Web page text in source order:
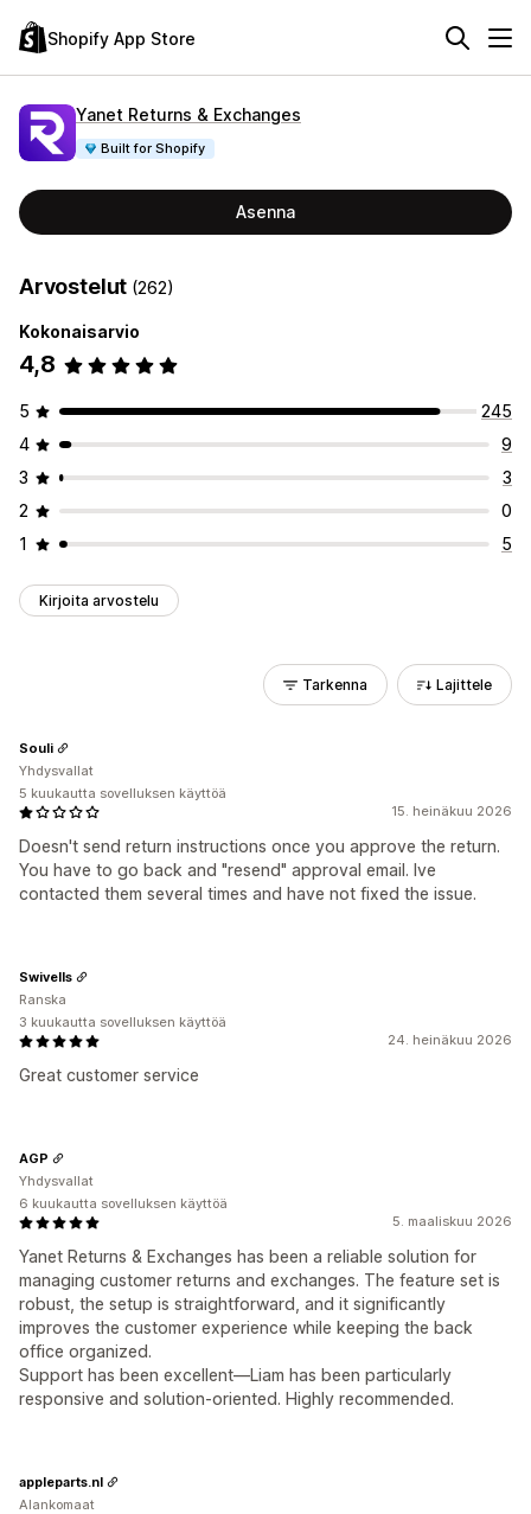
Shopify App Store
Yanet Returns & Exchanges
Built for Shopify
Asenna
Arvostelut (262)
Kokonaisarvio
4,8
5
245
4
9
3
3
2
0
1
5
Kirjoita arvostelu
Tarkenna Lajittele
15. heinäkuu 2026
Doesn't send return instructions once you approve the return.
You have to go back and "resend" approval email. Ive
contacted them several times and have not fixed the issue.
Souli
Yhdysvallat
5 kuukautta sovelluksen käyttöä
24. heinäkuu 2026
Great customer service
Swivells
Ranska
3 kuukautta sovelluksen käyttöä
5. maaliskuu 2026
Yanet Returns & Exchanges has been a reliable solution for
managing customer returns and exchanges. The feature set is
robust, the setup is straightforward, and it significantly
improves the customer experience while keeping the back
office organized.
Support has been excellent—Liam has been particularly
responsive and solution-oriented. Highly recommended.
AGP
Yhdysvallat
6 kuukautta sovelluksen käyttöä
appleparts.nl
Alankomaat